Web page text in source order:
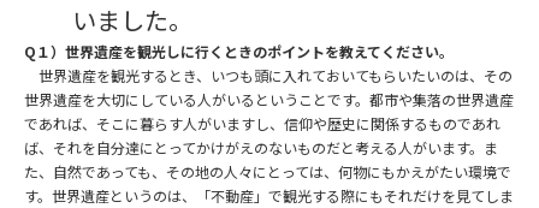
いました。
Q１）世界遺産を観光しに行くときのポイントを教えてください。
世界遺産を観光するとき、いつも頭に入れておいてもらいたいのは、その
世界遺産を大切にしている人がいるということです。都市や集落の世界遺産
であれば、そこに暮らす人がいますし、信仰や歴史に関係するものであれ
ば、それを自分達にとってかけがえのないものだと考える人がいます。ま
た、自然であっても、その地の人々にとっては、何物にもかえがたい環境で
す。世界遺産というのは、「不動産」で観光する際にもそれだけを見てしま